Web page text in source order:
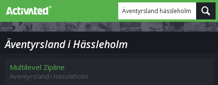
Äventyrsland hässleholm
Äventyrsland i Hässleholm
Multilevel Zipline
Äventyrsland i Hässleholm